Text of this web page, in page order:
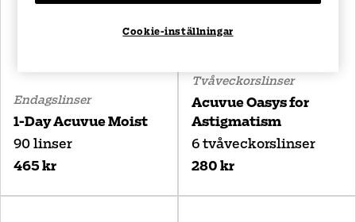
Endagslinser
1-Day Acuvue Moist
90 linser
465 kr
Tvåveckorslinser
Acuvue Oasys for
Astigmatism
6 tvåveckorslinser
280 kr
Cookie-inställningar